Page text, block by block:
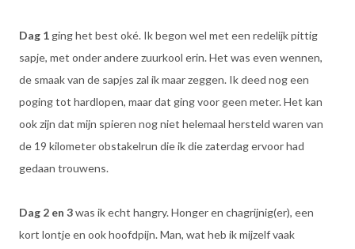
Dag 1 ging het best oké. Ik begon wel met een redelijk pittig
sapje, met onder andere zuurkool erin. Het was even wennen,
de smaak van de sapjes zal ik maar zeggen. Ik deed nog een
poging tot hardlopen, maar dat ging voor geen meter. Het kan
ook zijn dat mijn spieren nog niet helemaal hersteld waren van
de 19 kilometer obstakelrun die ik die zaterdag ervoor had
gedaan trouwens.
Dag 2 en 3was ik echt hangry. Honger en chagrijnig(er), een
kort lontje en ook hoofdpijn. Man, wat heb ik mijzelf vaak